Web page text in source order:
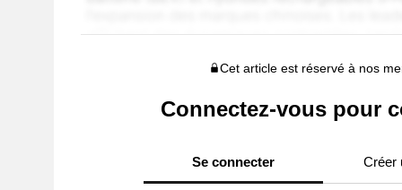
Cet article est réservé à nos
Connectez-vous pour
Se connecter Créer